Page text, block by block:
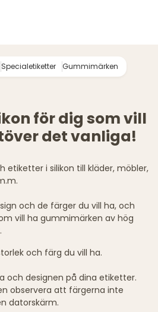
Specialetiketter Gummimärken
för dig som vill
det vanliga!
etiketter i silikon till kläder, möbler,
och de färger du vill ha, och
vill ha gummimärken av hög
och färg du vill ha.
och designen på dina etiketter.
observera att färgerna inte
datorskärm.